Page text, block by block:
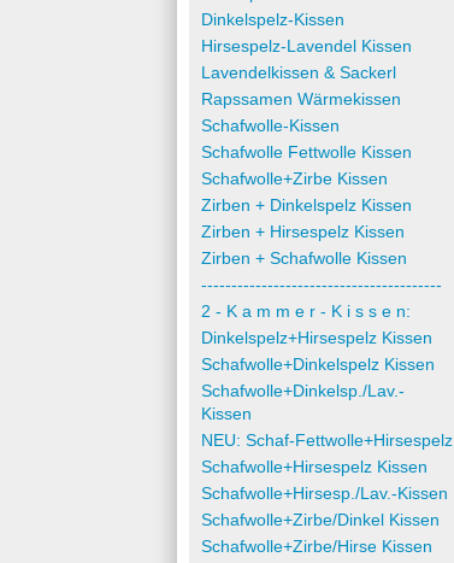
Dinkelspelz-Kissen
Hirsespelz-Lavendel Kissen
Lavendelkissen & Sackerl
Rapssamen Wärmekissen
Schafwolle-Kissen
Schafwolle Fettwolle Kissen
Schafwolle+Zirbe Kissen
Zirben + Dinkelspelz Kissen
Zirben + Hirsespelz Kissen
Zirben + Schafwolle Kissen
----------------------------------------
2 - K a m m e r - K i s s e n:
Dinkelspelz+Hirsespelz Kissen
Schafwolle+Dinkelspelz Kissen
Schafwolle+Dinkelsp./Lav.-
Kissen
NEU: Schaf-Fettwolle+Hirsespelz
Schafwolle+Hirsespelz Kissen
Schafwolle+Hirsesp./Lav.-Kissen
Schafwolle+Zirbe/Dinkel Kissen
Schafwolle+Zirbe/Hirse Kissen